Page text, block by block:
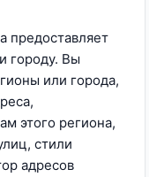
предоставляет
городу. Вы
или города,
этого региона,
стили
адресов